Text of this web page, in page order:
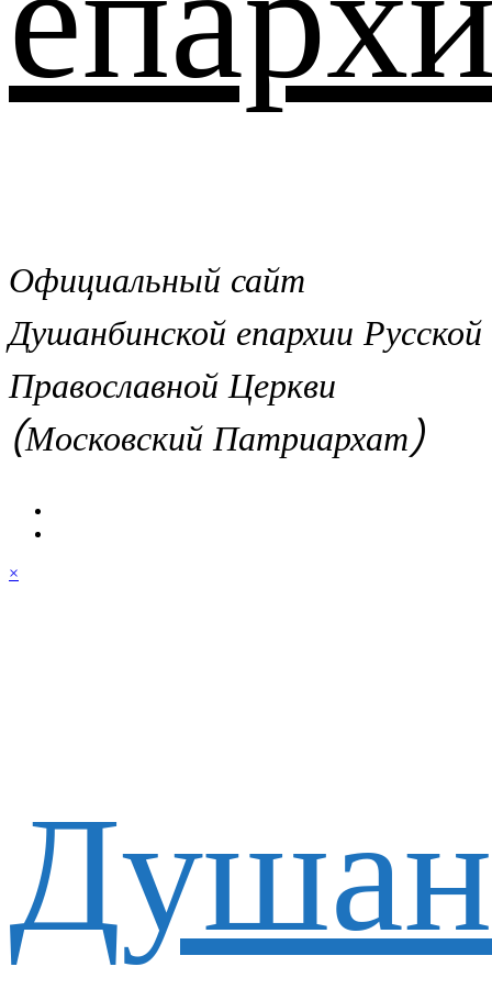
Официальный сайт
Душанбинской епархии Русской
Православной Церкви
(Московский Патриархат)
×